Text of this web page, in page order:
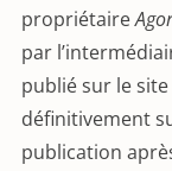
propriétaire
par
publié sur le
définitivement
publication